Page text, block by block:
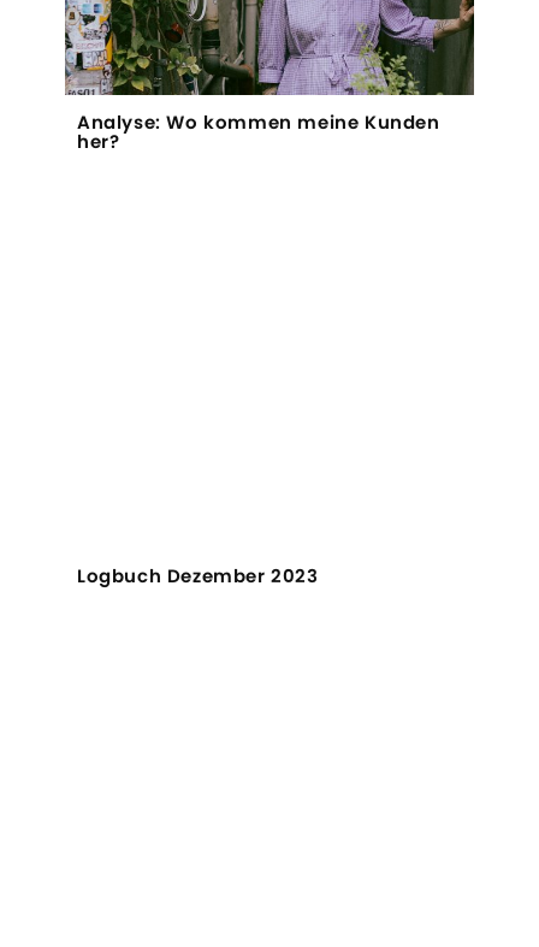
Analyse: Wo kommen meine Kunden
her?
Logbuch Dezember 2023